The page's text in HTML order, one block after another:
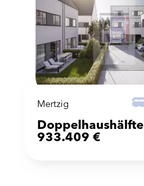
Mertzig
Doppelhaushälfte
933.409 €